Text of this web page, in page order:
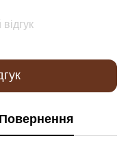
Повернення